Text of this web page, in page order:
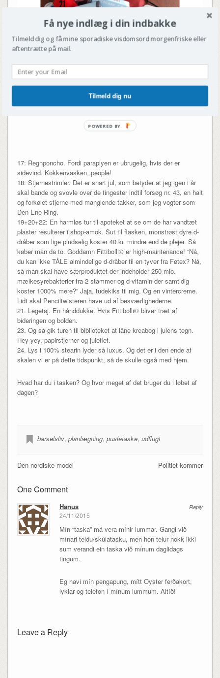
17: Regnponcho. Fordi paraplyen er ubrugelig, hvis der er
sidevind. Køkkenvasken, people!
18: Stjernestrimler. Det er snart jul, som betyder at jeg igen i år
skal bande og svovle over de tingester indtil forsøg nr. 43, en halt
og forkølet stjerne med manglende takker, som jeg vogter som
Den Ene Ring.
19+20+22: En harmløs tur til apoteket at se om de har vandtæt
plaster resulterer i shop-amok. Sut til flasken, monstrøst dyre d-
dråber som lige pludselig koster 40 kr. mindre end de plejer. Så
køber man da to. Goddamn Fittibolli© er high-maintenance! “Nå,
du kan ikke TÅLE almindelige d-dråber til en tyver fra Føtex? Nå,
så man skal have særproduktet der indeholder 250 mio.
mælkesyrebakterier fra 2 stammer og d-vitamin der samtidig
koster 1000% mere?” Jaja, tudekiks til mig. Og en vintercreme.
Lidt skal Penciltwisteren have ud af besværlighederne.
21. Legetøj. En hånddukke. Hvis Fittibolli© bliver træt af
bideringen og bolden.
23. Og så gik turen til biblioteket at låne kreabog i julens tegn.
Hey yey, papirstjerner og juleflet.
24. Lys i 100% stearin lyder så luxus. Og det er i den ende af
skalen vi er på dette tidspunkt, så de skulle også med hjem.
Hvad har du i tasken? Og hvor meget af det bruger du i løbet af
dagen?
barselsliv, planlægning, pusletaske, udflugt
Politiet kommer
Den nordiske model
One Comment
Reply
Hanus
24/11/2015
Mín “taska” má vera mínir lummar. Gangi við
mínari teldu/skúlatasku, men hon telur nokk ikki
sum verandi ein taska við mínum daglidags
tingum.
Eg havi mín pengapung, mítt Oyster ferðakort,
lyklar og telefon í mínum lummum. Altíð!
Leave a Reply
Få nye indlæg i din indbakke
Tilmeld dig og få mine sporadiske visdomsord morgenfriske eller
aftentrætte på mail.
Tilmeld dig nu
POWERED BY